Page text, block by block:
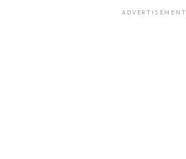
ADVERTISEMENT